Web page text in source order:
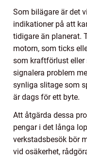
Som bilägare är det
indikationer på att
tidigare än planerat.
motorn, som ticks
som kraftförlust eller
signalera problem
synliga slitage som
är dags för ett byte.
Att åtgärda dessa
pengar i det långa
verkstadsbesök bör
vid osäkerhet,